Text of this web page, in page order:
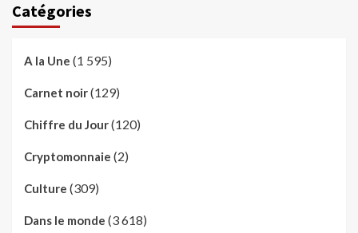
Catégories
A la Une (1 595)
Carnet noir(129)
Chiffre du Jour(120)
Cryptomonnaie (2)
Culture (309)
Dans le monde (3 618)